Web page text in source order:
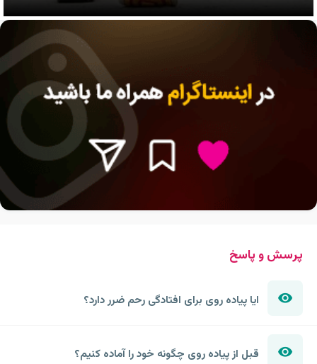
پرسش و پاسخ
ایا پیاده روی برای افتادگی رحم ضرر دارد؟
قبل از پیاده روی چگونه خود را آماده کنیم؟